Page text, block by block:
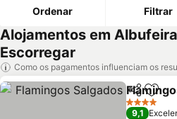
Ordenar Filtrar
Alojamentos em
Escorregar
Como os pagamentos influenciam os
Partilhar
4 Estrelas
9,1